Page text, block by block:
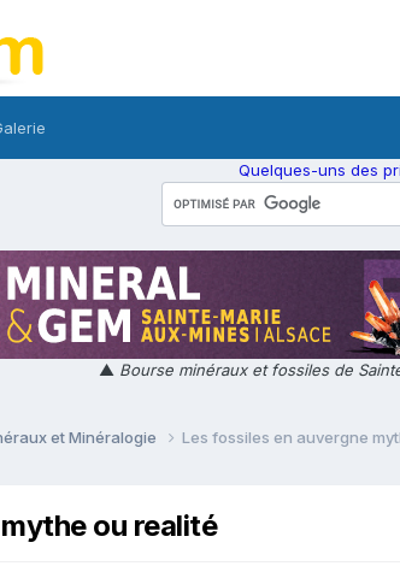
Quelques-uns des
▲ Bourse minéraux et fossiles de
et Minéralogie Les fossiles en auvergne
ou realité